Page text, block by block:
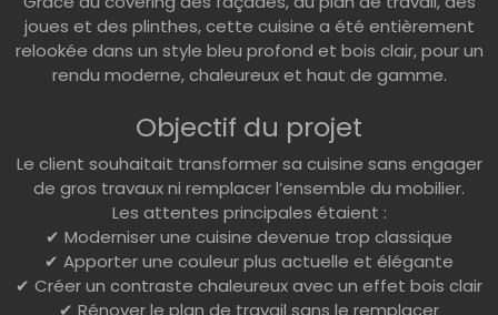
joues et des plinthes, cette cuisine a été entièrement
relookée dans un style bleu profond et bois clair, pour un
rendu moderne, chaleureux et haut de gamme.
Objectif du projet
Le client souhaitait transformer sa cuisine sans engager
de gros travaux ni remplacer l’ensemble du mobilier.
Les attentes principales étaient :
✔ Moderniser une cuisine devenue trop classique
✔ Apporter une couleur plus actuelle et élégante
✔ Créer un contraste chaleureux avec un effet bois clair
✔ Rénover le plan de travail sans le remplacer